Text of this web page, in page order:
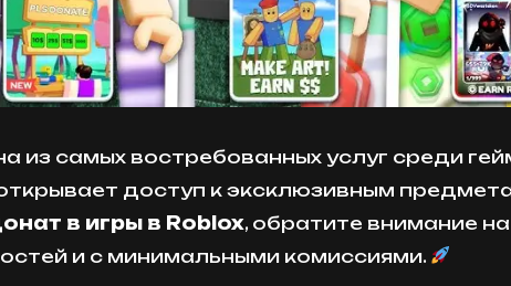
из самых востребованных услуг среди
открывает доступ к эксклюзивным
в игры в Roblox, обратите внимание
и с минимальными комиссиями.